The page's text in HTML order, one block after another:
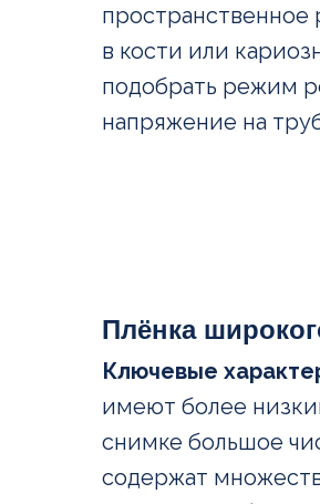
в кости или
подобрать режим
напряжение на
Плёнка
Ключевые
имеют более
снимке большое
содержат